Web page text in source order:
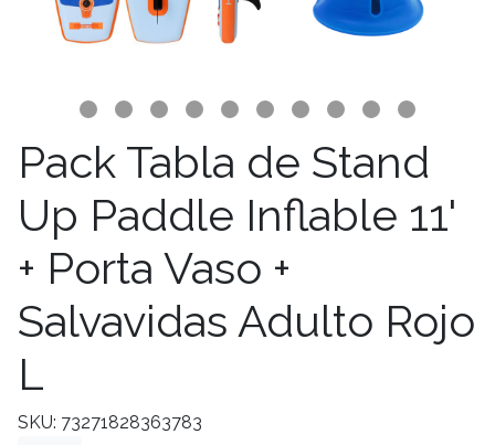
Pack Tabla de Stand
Up Paddle Inflable 11'
+ Porta Vaso +
Salvavidas Adulto Rojo
L
SKU: 73271828363783